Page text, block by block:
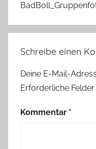
Schreibe einen
Deine E-Mail-
Erforderliche
Kommentar *